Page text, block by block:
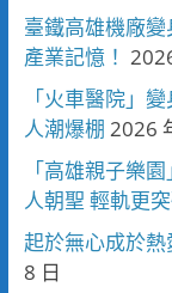
臺鐵高雄機廠
產業記憶！
「火車醫院」
人潮爆棚 2026
「高雄親子樂
人朝聖 輕軌更
起於無心成於
8 日